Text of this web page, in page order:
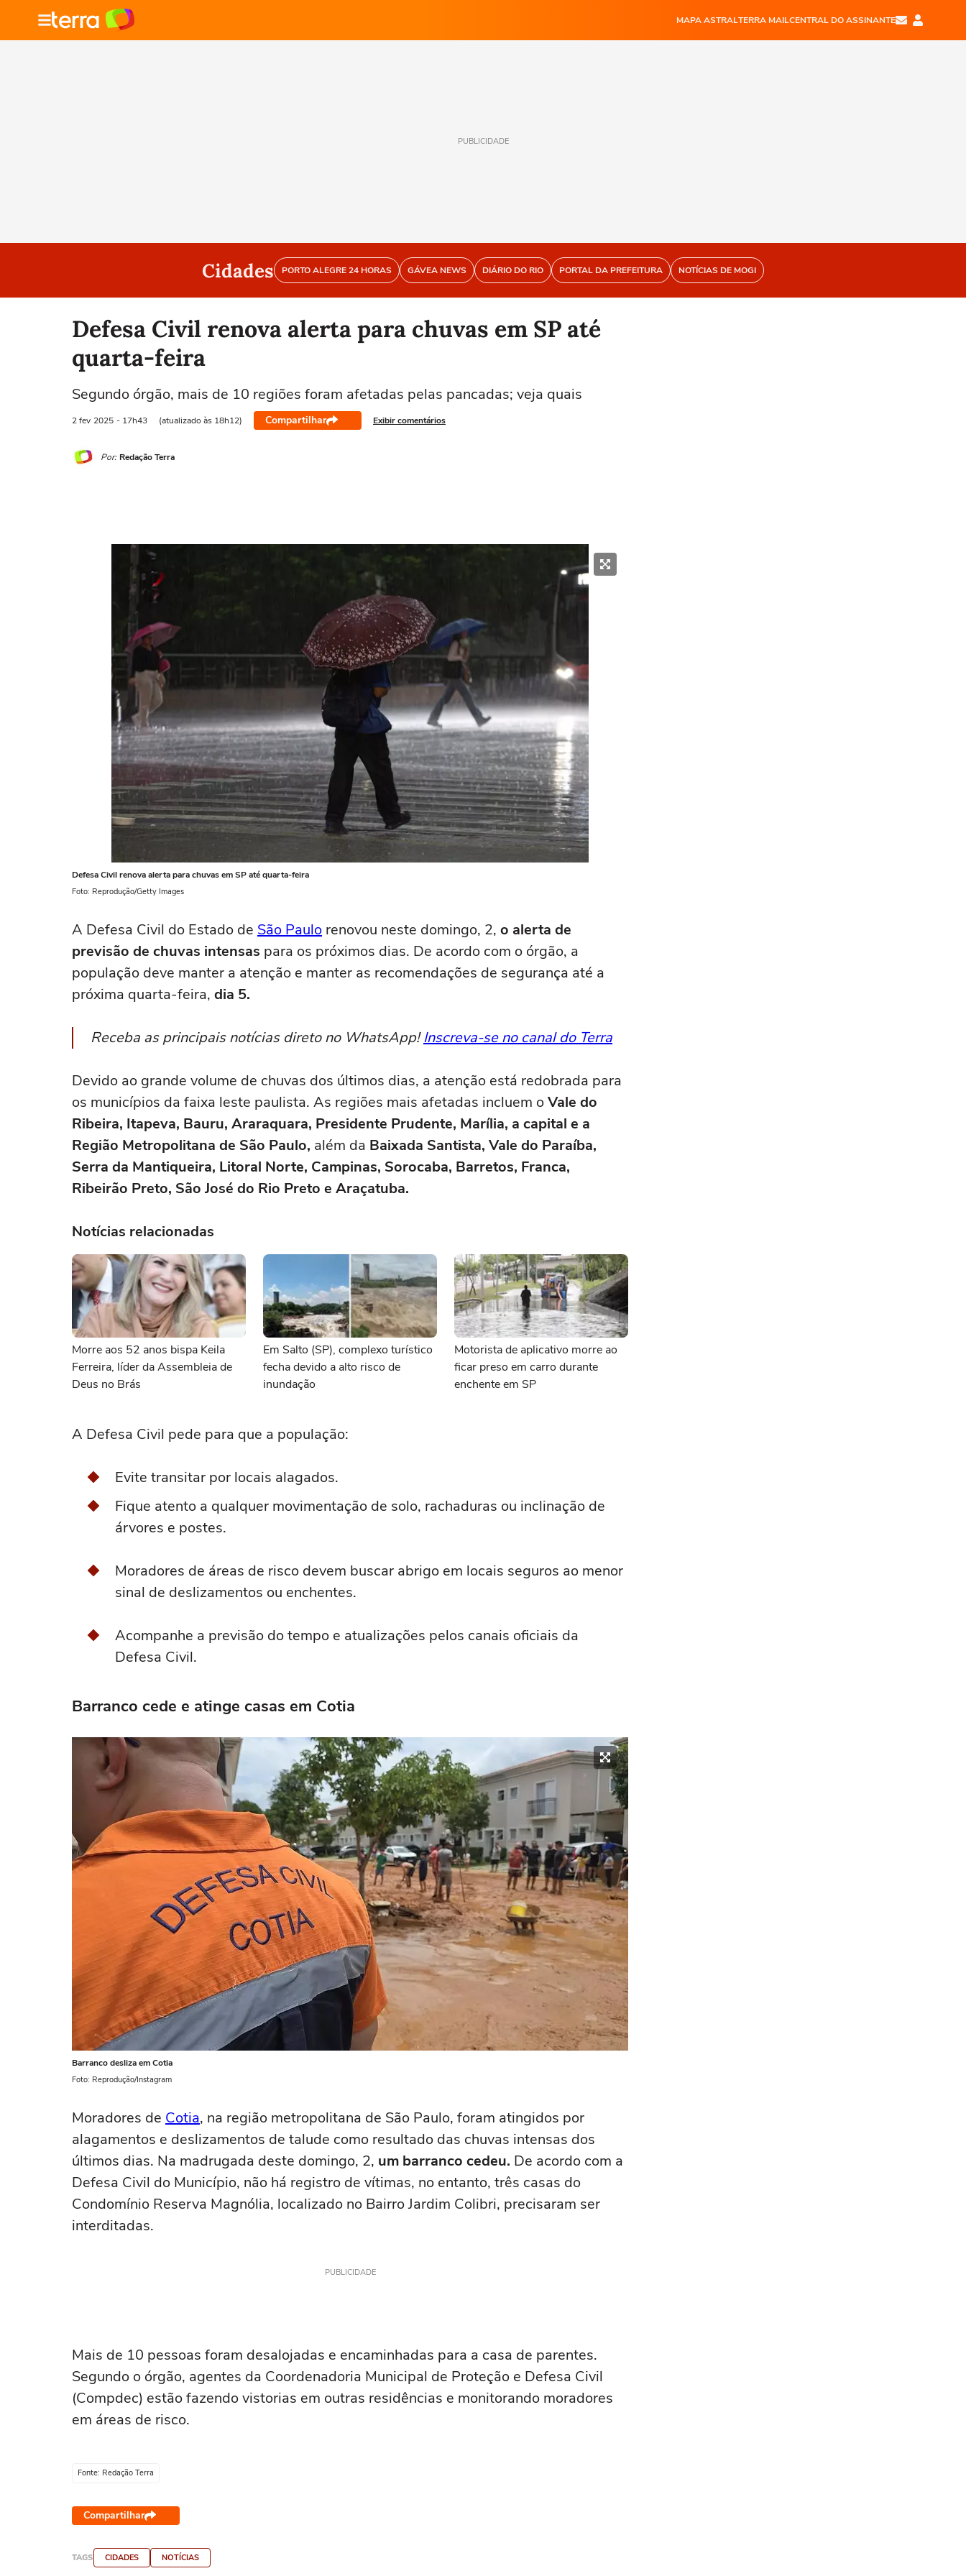
MAPA ASTRALTERRA MAILCENTRAL DO ASSINANTE
PUBLICIDADE
Cidades PORTO ALEGRE 24 HORAS GÁVEA NEWS DIÁRIO DO RIO PORTAL DA PREFEITURA NOTÍCIAS DE MOGI
Defesa Civil renova alerta para chuvas em SP até
quarta-feira
Segundo órgão, mais de 10 regiões foram afetadas pelas pancadas; veja quais
2 fev 2025 - 17h43 (atualizado às 18h12) Compartilhar Exibir comentários
Por: Redação Terra
Defesa Civil renova alerta para chuvas em SP até quarta-feira
Foto: Reprodução/Getty Images
A Defesa Civil do Estado de São Paulo renovou neste domingo, 2, o alerta de
previsão de chuvas intensas para os próximos dias. De acordo com o órgão, a
população deve manter a atenção e manter as recomendações de segurança até a
próxima quarta-feira, dia 5.
Receba as principais notícias direto no WhatsApp!Inscreva-se no canal do Terra
Devido ao grande volume de chuvas dos últimos dias, a atenção está redobrada para
os municípios da faixa leste paulista. As regiões mais afetadas incluem oVale do
Ribeira, Itapeva, Bauru, Araraquara, Presidente Prudente, Marília, a capital e a
Região Metropolitana de São Paulo, além da Baixada Santista, Vale do Paraíba,
Serra da Mantiqueira, Litoral Norte, Campinas, Sorocaba, Barretos, Franca,
Ribeirão Preto, São José do Rio Preto e Araçatuba.
Notícias relacionadas
Morre aos 52 anos bispa Keila
Ferreira, líder da Assembleia de
Deus no Brás
Em Salto (SP), complexo turístico
fecha devido a alto risco de
inundação
Motorista de aplicativo morre ao
ficar preso em carro durante
enchente em SP
A Defesa Civil pede para que a população:
Evite transitar por locais alagados.
Fique atento a qualquer movimentação de solo, rachaduras ou inclinação de
árvores e postes.
Moradores de áreas de risco devem buscar abrigo em locais seguros ao menor
sinal de deslizamentos ou enchentes.
Acompanhe a previsão do tempo e atualizações pelos canais oficiais da
Defesa Civil.
Barranco cede e atinge casas em Cotia
Barranco desliza em Cotia
Foto: Reprodução/Instagram
Moradores de Cotia, na região metropolitana de São Paulo, foram atingidos por
alagamentos e deslizamentos de talude como resultado das chuvas intensas dos
últimos dias. Na madrugada deste domingo, 2, um barranco cedeu. De acordo com a
Defesa Civil do Município, não há registro de vítimas, no entanto, três casas do
Condomínio Reserva Magnólia, localizado no Bairro Jardim Colibri, precisaram ser
interditadas.
PUBLICIDADE
Mais de 10 pessoas foram desalojadas e encaminhadas para a casa de parentes.
Segundo o órgão, agentes da Coordenadoria Municipal de Proteção e Defesa Civil
(Compdec) estão fazendo vistorias em outras residências e monitorando moradores
em áreas de risco.
Fonte: Redação Terra
Compartilhar
TAGS CIDADES NOTÍCIAS